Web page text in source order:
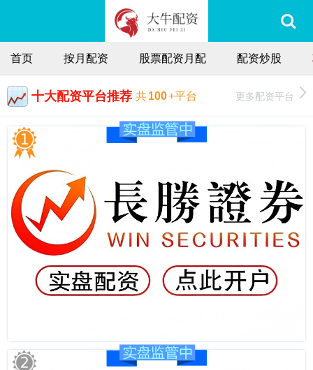
首页 按月配资 股票配资月配 配资炒股
十大配资平台推荐 共100+平台 更多配资平台